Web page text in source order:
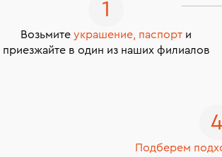
Возьмите украшение, паспорт и
приезжайте в один из наших филиалов
Подберем